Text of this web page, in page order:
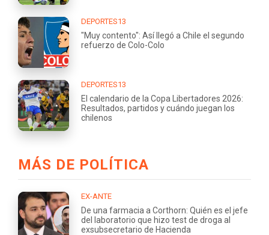
DEPORTES13
"Muy contento": Así llegó a Chile el segundo
refuerzo de Colo-Colo
DEPORTES13
El calendario de la Copa Libertadores 2026:
Resultados, partidos y cuándo juegan los
chilenos
MÁS DE POLÍTICA
EX-ANTE
De una farmacia a Corthorn: Quién es el jefe
del laboratorio que hizo test de droga al
exsubsecretario de Hacienda